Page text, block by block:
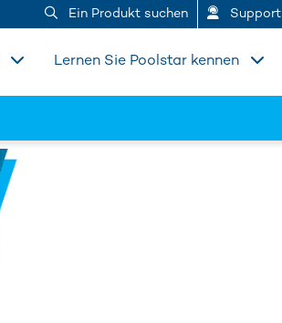
Ein Produkt suchen Support
Lernen Sie Poolstar kennen